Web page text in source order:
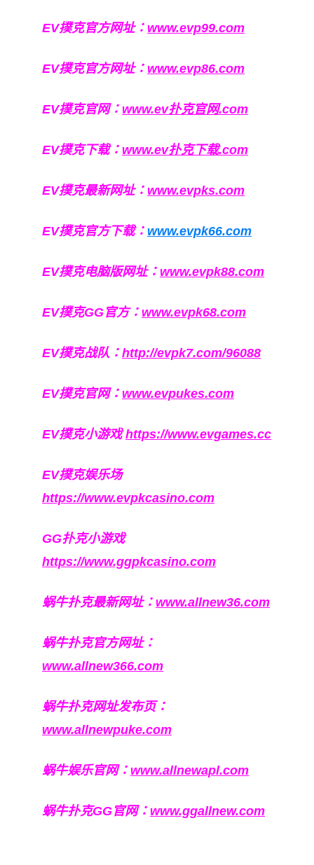
EV撲克官方网址： www.evp99.com
EV撲克官方网址： www.evp86.com
EV撲克官网： www.ev扑克官网.com
EV撲克下载： www.ev扑克下载.com
EV撲克最新网址： www.evpks.com
EV撲克官方下载： www.evpk66.com
EV撲克电脑版网址： www.evpk88.com
EV撲克GG官方： www.evpk68.com
EV撲克战队： http://evpk7.com/96088
EV撲克官网： www.evpukes.com
EV撲克小游戏https://www.evgames.cc
EV撲克娱乐场
https://www.evpkcasino.com
GG扑克小游戏
https://www.ggpkcasino.com
蜗牛扑克最新网址： www.allnew36.com
蜗牛扑克官方网址：
www.allnew366.com
蜗牛扑克网址发布页：
www.allnewpuke.com
蜗牛娱乐官网： www.allnewapl.com
蜗牛扑克GG官网： www.ggallnew.com